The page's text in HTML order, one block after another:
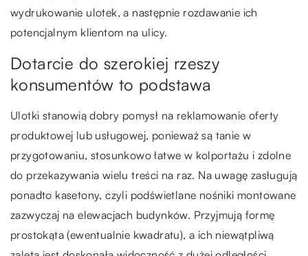
wydrukowanie ulotek, a następnie rozdawanie ich
potencjalnym klientom na ulicy.
Dotarcie do szerokiej rzeszy
konsumentów to podstawa
Ulotki stanowią dobry pomysł na reklamowanie oferty
produktowej lub usługowej, ponieważ są tanie w
przygotowaniu, stosunkowo łatwe w kolportażu i zdolne
do przekazywania wielu treści na raz. Na uwagę zasługują
ponadto kasetony, czyli podświetlane nośniki montowane
zazwyczaj na elewacjach budynków. Przyjmują formę
prostokąta (ewentualnie kwadratu), a ich niewątpliwą